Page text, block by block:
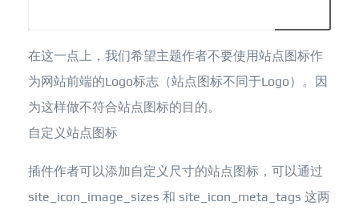
在这一点上，我们希望主题作者不要使用站点图标作
为网站前端的Logo标志（站点图标不同于Logo）。因
为这样做不符合站点图标的目的。
自定义站点图标
插件作者可以添加自定义尺寸的站点图标，可以通过
site_icon_image_sizes 和 site_icon_meta_tags 这两